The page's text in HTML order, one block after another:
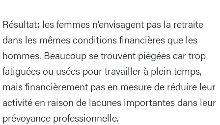
Résultat: les femmes n’envisagent pas la retraite
dans les mêmes conditions financières que les
hommes. Beaucoup se trouvent piégées car trop
fatiguées ou usées pour travailler à plein temps,
mais financièrement pas en mesure de réduire leur
activité en raison de lacunes importantes dans leur
prévoyance professionnelle.